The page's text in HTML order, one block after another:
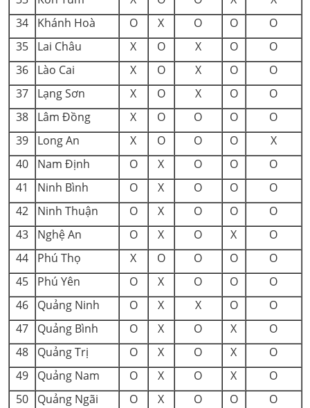
34
Khánh Hoà O X O O
O
35
Lai Châu X O X O
O
36
Lào Cai X O X O
O
37
Lạng Sơn X O X O
O
38
Lâm Đồng X O O O
O
39
Long An X O O O
X
40
Nam Định O X O O
O
41
Ninh Bình O X O O
O
42
Ninh Thuận O X O O
O
43
Nghệ An O X O X
O
44
Phú Thọ X O O O
O
45
Phú Yên O X O O
O
46
Quảng Ninh O X X O
O
47
Quảng Bình O X O X
O
48
Quảng Trị O X O X
O
49
Quảng Nam O X O X
O
50
Quảng Ngãi O X O O
O